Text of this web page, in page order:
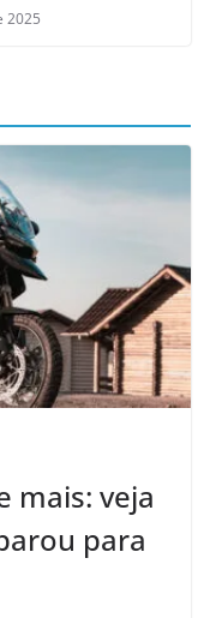
2025
mais: veja
para